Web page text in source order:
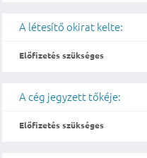
A létesítő okirat kelte:
Előfizetés szükséges
A cég jegyzett tőkéje:
Előfizetés szükséges